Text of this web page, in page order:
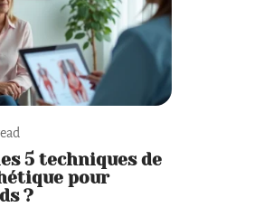
5 techniques de
pour
?